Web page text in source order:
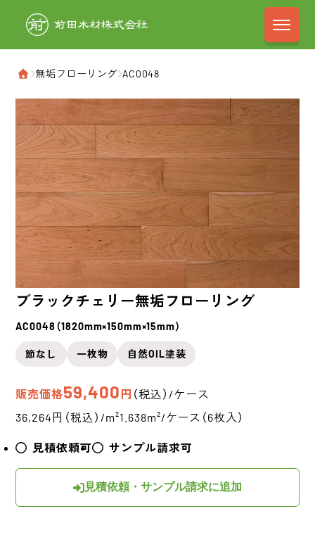
前田木材株式
ホーム
›無垢フローリング›AC0048
ブラックチェリー無垢フローリング
AC0048（1820mm×150mm×15mm）
節なし 一枚物 自然OIL塗装
販売価格59,400 円 （税込）/ケース
36,264円（税込）/m²1.638m²/ケース（6枚入）
見積依頼可 サンプル請求可
見積依頼・サンプル請求に追加